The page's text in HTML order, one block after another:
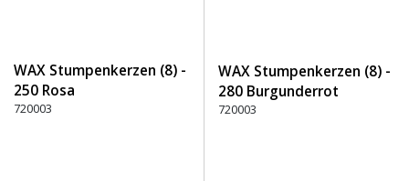
WAX Stumpenkerzen (8) -
250 Rosa
720003
WAX Stumpenkerzen (8) -
280 Burgunderrot
720003